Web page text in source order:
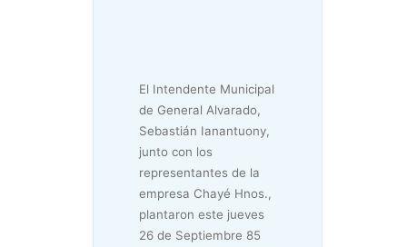
El Intendente Municipal
de General Alvarado,
Sebastián Ianantuony,
junto con los
representantes de la
empresa Chayé Hnos.,
plantaron este jueves
26 de Septiembre 85